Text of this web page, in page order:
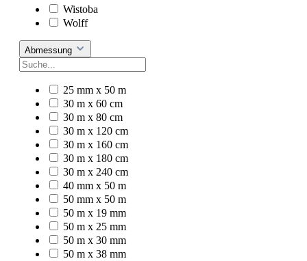
Wistoba
Wolff
Abmessung
25 mm x 50 m
30 m x 60 cm
30 m x 80 cm
30 m x 120 cm
30 m x 160 cm
30 m x 180 cm
30 m x 240 cm
40 mm x 50 m
50 mm x 50 m
50 m x 19 mm
50 m x 25 mm
50 m x 30 mm
50 m x 38 mm